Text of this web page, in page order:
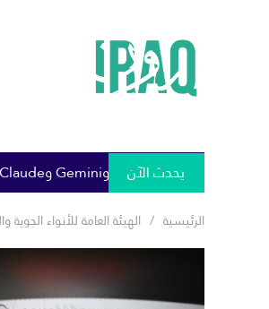
يحدث الآن سومو
الرئيسية الهيئة العامة للأنواء الجوية